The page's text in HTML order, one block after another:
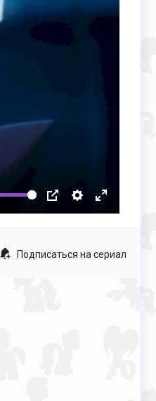
Подписаться на сериал